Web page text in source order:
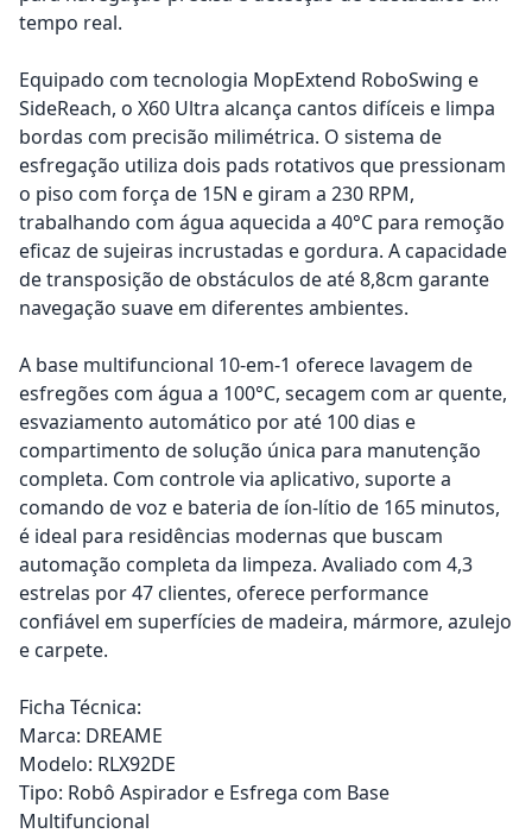
tempo real.
Equipado com tecnologia MopExtend RoboSwing e
SideReach, o X60 Ultra alcança cantos difíceis e limpa
bordas com precisão milimétrica. O sistema de
esfregação utiliza dois pads rotativos que pressionam
o piso com força de 15N e giram a 230 RPM,
trabalhando com água aquecida a 40°C para remoção
eficaz de sujeiras incrustadas e gordura. A capacidade
de transposição de obstáculos de até 8,8cm garante
navegação suave em diferentes ambientes.
A base multifuncional 10-em-1 oferece lavagem de
esfregões com água a 100°C, secagem com ar quente,
esvaziamento automático por até 100 dias e
compartimento de solução única para manutenção
completa. Com controle via aplicativo, suporte a
comando de voz e bateria de íon-lítio de 165 minutos,
é ideal para residências modernas que buscam
automação completa da limpeza. Avaliado com 4,3
estrelas por 47 clientes, oferece performance
confiável em superfícies de madeira, mármore, azulejo
e carpete.
Ficha Técnica:
Marca: DREAME
Modelo: RLX92DE
Tipo: Robô Aspirador e Esfrega com Base
Multifuncional